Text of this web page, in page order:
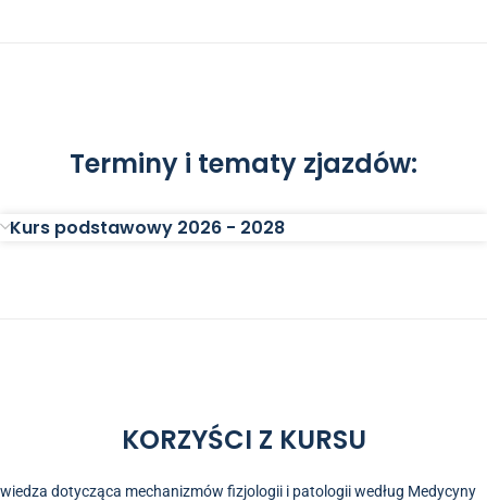
Terminy i tematy zjazdów:
Kurs podstawowy 2026 - 2028
KORZYŚCI Z KURSU
wiedza dotycząca mechanizmów fizjologii i patologii według Medycyny